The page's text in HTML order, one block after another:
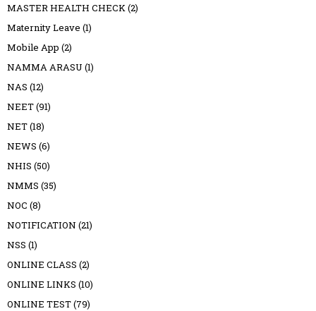
MASTER HEALTH CHECK(2)
Maternity Leave (1)
Mobile App (2)
NAMMA ARASU (1)
NAS (12)
NEET(91)
NET(18)
NEWS (6)
NHIS (50)
NMMS (35)
NOC (8)
NOTIFICATION (21)
NSS (1)
ONLINE CLASS (2)
ONLINE LINKS (10)
ONLINE TEST(79)